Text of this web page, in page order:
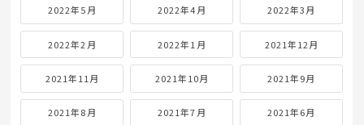
2022年5月 2022年4月 2022年3月
2022年2月 2022年1月 2021年12月
2021年11月 2021年10月 2021年9月
2021年8月 2021年7月 2021年6月